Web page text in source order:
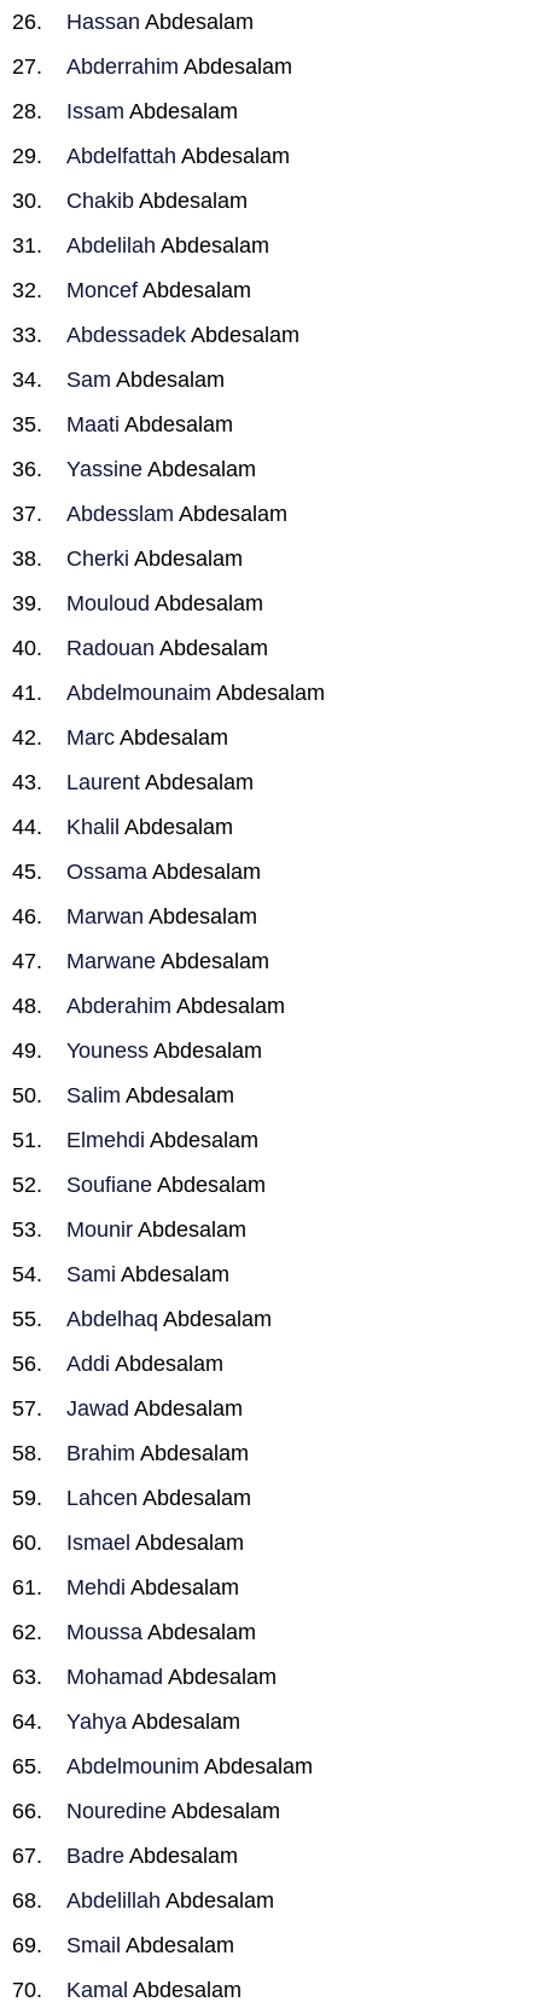
Hassan Abdesalam
Abderrahim Abdesalam
Issam Abdesalam
Abdelfattah Abdesalam
Chakib Abdesalam
Abdelilah Abdesalam
Moncef Abdesalam
Abdessadek Abdesalam
Sam Abdesalam
Maati Abdesalam
Yassine Abdesalam
Abdesslam Abdesalam
Cherki Abdesalam
Mouloud Abdesalam
Radouan Abdesalam
Abdelmounaim Abdesalam
Marc Abdesalam
Laurent Abdesalam
Khalil Abdesalam
Ossama Abdesalam
Marwan Abdesalam
Marwane Abdesalam
Abderahim Abdesalam
Youness Abdesalam
Salim Abdesalam
Elmehdi Abdesalam
Soufiane Abdesalam
Mounir Abdesalam
Sami Abdesalam
Abdelhaq Abdesalam
Addi Abdesalam
Jawad Abdesalam
Brahim Abdesalam
Lahcen Abdesalam
Ismael Abdesalam
Mehdi Abdesalam
Moussa Abdesalam
Mohamad Abdesalam
Yahya Abdesalam
Abdelmounim Abdesalam
Nouredine Abdesalam
Badre Abdesalam
Abdelillah Abdesalam
Smail Abdesalam
Kamal Abdesalam